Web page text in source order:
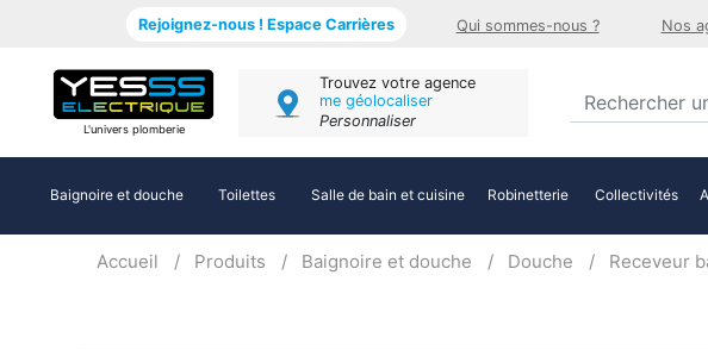
Rejoignez-nous ! Espace Carrières Qui sommes-nous ? Nos
L'univers plomberie
Trouvez votre agence
me géolocaliser
Personnaliser
Baignoire et douche Toilettes Salle de bain et cuisine Robinetterie Collectivités
Accueil Produits Baignoire et douche Douche Receveur